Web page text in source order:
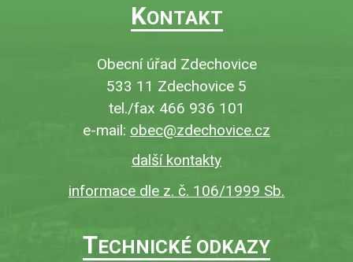
KONTAKT
Obecní úřad Zdechovice
533 11 Zdechovice 5
tel./fax 466 936 101
e-mail: obec@zdechovice.cz
další kontakty
informace dle z. č. 106/1999 Sb.
TECHNICKÉ ODKAZY